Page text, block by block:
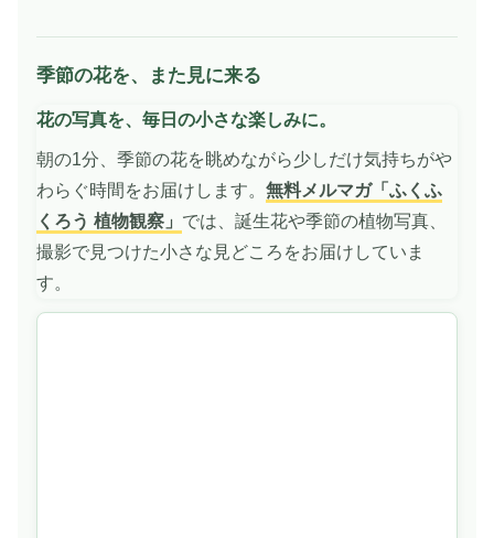
動
画
を
生
季節の花を、また見に来る
花の写真を、毎日の小さな楽しみに。
朝の1分、季節の花を眺めながら少しだけ気持ちがや
わらぐ時間をお届けします。 無料メルマガ「ふくふ
くろう 植物観察」 では、誕生花や季節の植物写真、
撮影で見つけた小さな見どころをお届けしていま
す。